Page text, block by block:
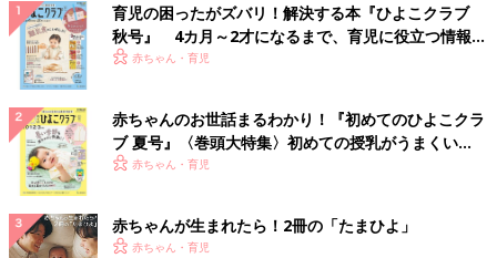
育児の困ったがズバリ！解決する本『ひよこクラブ
秋号』 4カ月～2才になるまで、育児に役立つ情報が
いっぱい！
赤ちゃん・育児
赤ちゃんのお世話まるわかり！『初めてのひよこクラ
ブ 夏号』〈巻頭大特集〉初めての授乳がうまくい
く！ おっぱい・ミルクの基本と夏のトラブル 解決テ
赤ちゃん・育児
赤ちゃんが生まれたら！2冊の「たまひよ」
赤ちゃん・育児